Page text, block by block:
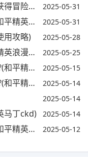
精英碎片) 2025-05-31
箱bug) 2025-05-31
用攻略) 2025-05-28
怎么获得) 2025-05-25
队比赛) 2025-05-15
奖技巧视频) 2025-05-14
2025-05-14
马丁ckd) 2025-05-14
骼怎么做) 2025-05-12